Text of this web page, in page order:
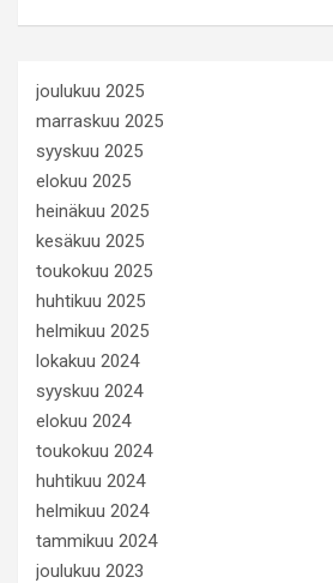
joulukuu 2025
marraskuu 2025
syyskuu 2025
elokuu 2025
heinäkuu 2025
kesäkuu 2025
toukokuu 2025
huhtikuu 2025
helmikuu 2025
lokakuu 2024
syyskuu 2024
elokuu 2024
toukokuu 2024
huhtikuu 2024
helmikuu 2024
tammikuu 2024
joulukuu 2023